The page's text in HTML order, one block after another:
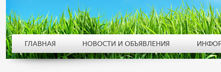
ГЛАВНАЯ НОВОСТИ И ОБЪЯВЛЕНИЯ